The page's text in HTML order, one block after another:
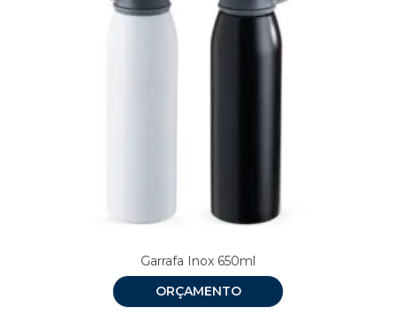
Garrafa Inox 650ml
ORÇAMENTO